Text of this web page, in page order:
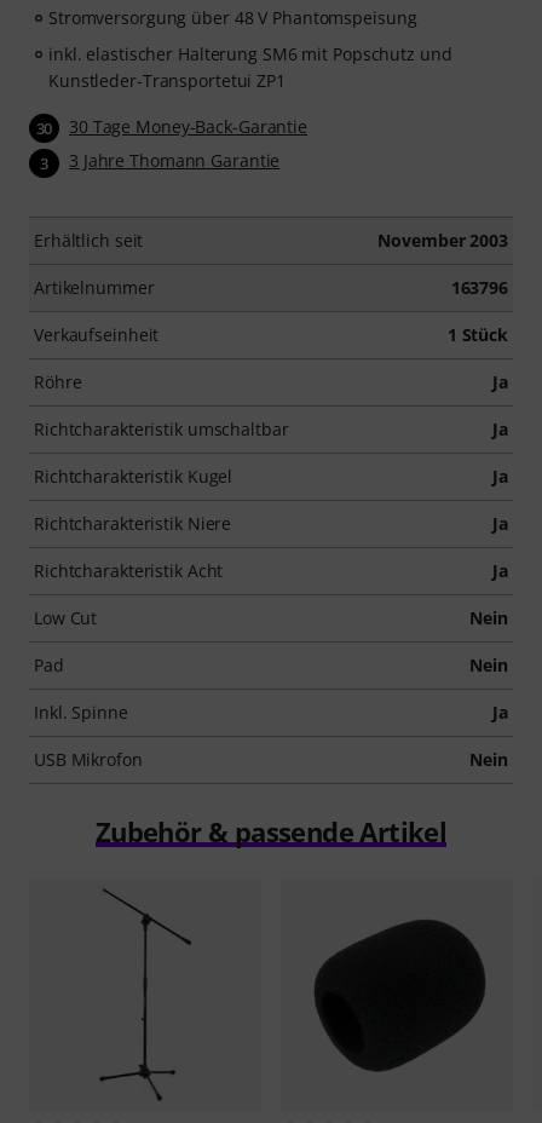
Stromversorgung über 48 V Phantomspeisung
inkl. elastischer Halterung SM6 mit Popschutz und
Kunstleder-Transportetui ZP1
30 30 Tage Money-Back-Garantie
3 3 Jahre Thomann Garantie
Erhältlich seit November 2003
Artikelnummer 163796
Verkaufseinheit 1 Stück
Röhre Ja
Richtcharakteristik umschaltbar Ja
Richtcharakteristik Kugel Ja
Richtcharakteristik Niere Ja
Richtcharakteristik Acht Ja
Low Cut Nein
Pad Nein
Inkl. Spinne Ja
USB Mikrofon Nein
Zubehör & passende Artikel